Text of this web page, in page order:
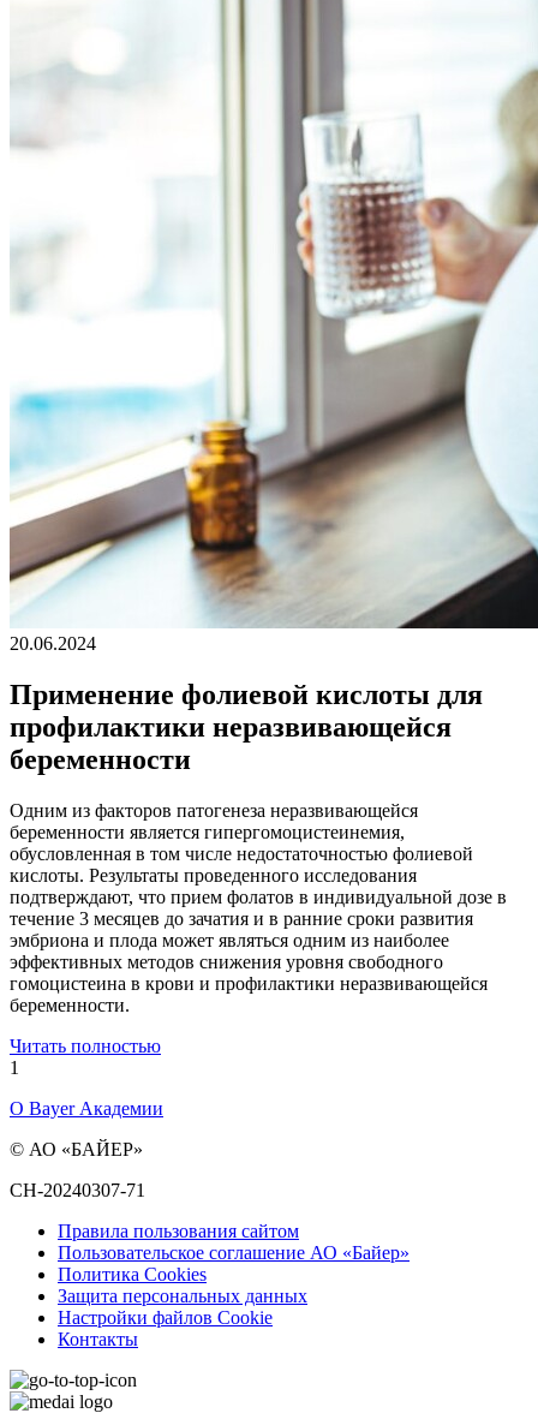
20.06.2024
Применение фолиевой кислоты для
профилактики неразвивающейся
беременности
Одним из факторов патогенеза неразвивающейся
беременности является гипергомоцистеинемия,
обусловленная в том числе недостаточностью фолиевой
кислоты. Результаты проведенного исследования
подтверждают, что прием фолатов в индивидуальной дозе в
течение 3 месяцев до зачатия и в ранние сроки развития
эмбриона и плода может являться одним из наиболее
эффективных методов снижения уровня свободного
гомоцистеина в крови и профилактики неразвивающейся
беременности.
Читать полностью
1
О Bayer Академии
© АО «БАЙЕР»
CH-20240307-71
Правила пользования сайтом
Пользовательское соглашение АО «Байер»
Политика Cookies
Защита персональных данных
Настройки файлов Cookie
Контакты